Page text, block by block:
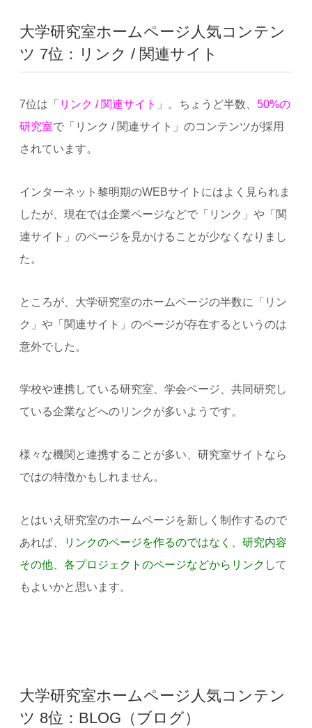
大学研究室ホームページ人気コンテン
ツ 7位：リンク / 関連サイト
7位は「 リンク / 関連サイト 」。ちょうど半数、 50%の
研究室で「リンク / 関連サイト」のコンテンツが採用
されています。
インターネット黎明期のWEBサイトにはよく見られま
したが、現在では企業ページなどで「リンク」や「関
連サイト」のページを見かけることが少なくなりまし
た。
ところが、大学研究室のホームページの半数に「リン
ク」や「関連サイト」のページが存在するというのは
意外でした。
学校や連携している研究室、学会ページ、共同研究し
ている企業などへのリンクが多いようです。
様々な機関と連携することが多い、研究室サイトなら
ではの特徴かもしれません。
とはいえ研究室のホームページを新しく制作するので
あれば、
リンクのページを作るのではなく、研究内容
その他、各プロジェクトのページなどからリンク して
もよいかと思います。
大学研究室ホームページ人気コンテン
ツ 8位：BLOG（ブログ）